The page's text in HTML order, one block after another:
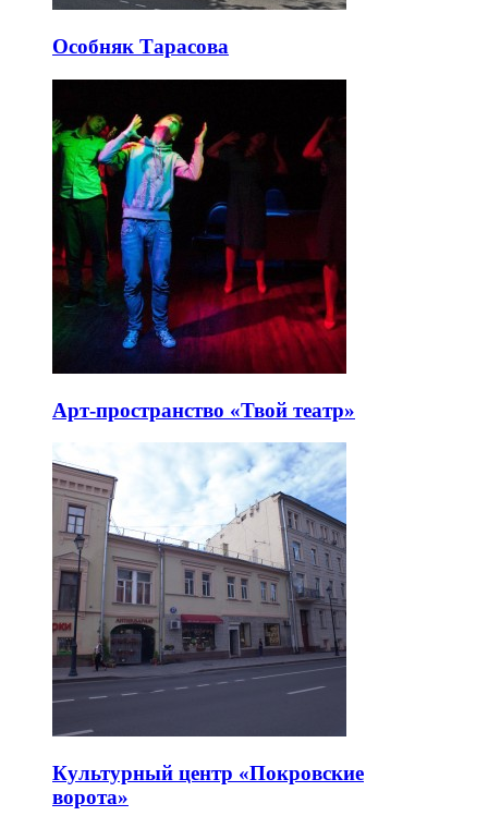
Особняк Тарасова
Арт-пространство «Твой театр»
Культурный центр «Покровские
ворота»